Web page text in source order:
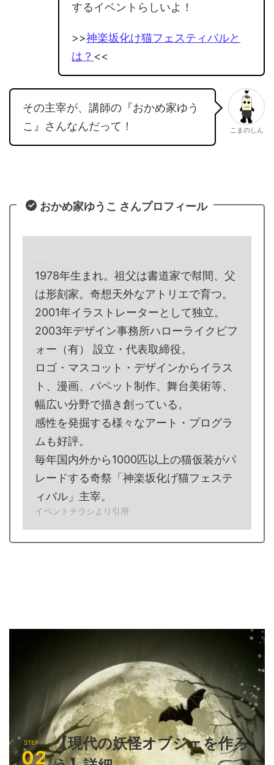
するイベントらしいよ！
>>神楽坂化け猫フェスティバルと
は？ <<
その主宰が、講師の『おかめ家ゆう
こ』さんなんだって！
こまのしん
おかめ家ゆうこ さんプロフィール
1978年生まれ。祖父は書道家で幇間、父
は形刻家。奇想天外なアトリエで育つ。
2001年イラストレーターとして独立。
2003年デザイン事務所ハローライクビフ
ォー（有） 設立・代表取締役。
ロゴ・マスコット・デザインからイラス
ト、漫画、パペット制作、舞台美術等、
幅広い分野で描き創っている。
感性を発掘する様々なアート・プログラ
ムも好評。
毎年国内外から1000匹以上の猫仮装がパ
レードする奇祭「神楽坂化げ猫フェステ
ィバル」主宰。
イベントチラシより引用
【現代の妖怪オブジェを作ろ